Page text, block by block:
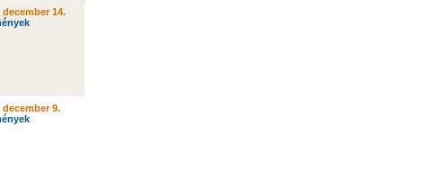
december 14.
december 9.